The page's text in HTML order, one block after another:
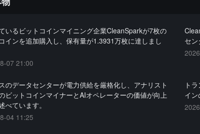
いるビットコインマイニング企業CleanSparkが7枚の
インを追加購入し、保有量が1.3931万枚に達しまし
07 21:00
セ
のデータセンターが電力供給を厳格化し、アナリスト
ビットコインマイナーとAIオペレーターの価値が向上
べています。
04 11:25
ト
イン